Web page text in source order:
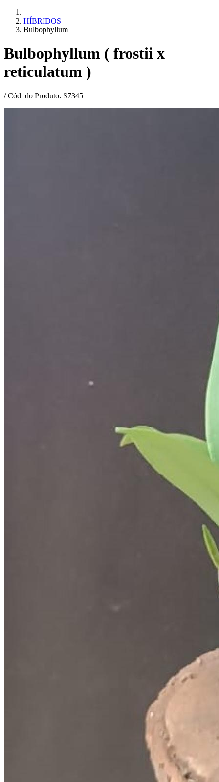
HÍBRIDOS
Bulbophyllum
Bulbophyllum ( frostii x
reticulatum )
/ Cód. do Produto: S7345